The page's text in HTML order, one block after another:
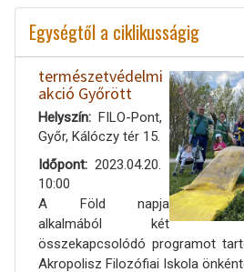
Egységtől a ciklikusságig
természetvédelmi
akció Győrött
Helyszín
FILO-Pont,
Győr, Kálóczy tér 15.
Időpont
2023.04.20.
10:00
A Föld napja
alkalmából két
összekapcsolódó programot
Akropolisz Filozófiai Iskola